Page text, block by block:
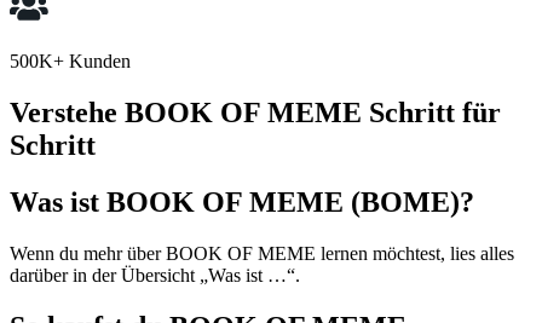
500K+ Kunden
Verstehe BOOK OF MEME Schritt für
Schritt
Was ist BOOK OF MEME (BOME)?
Wenn du mehr über BOOK OF MEME lernen möchtest, lies alles
darüber in der Übersicht „Was ist …“.